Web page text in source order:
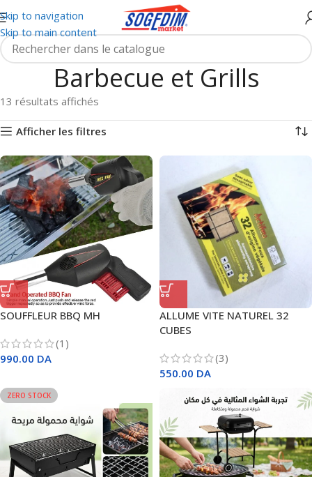
Skip to navigation
Skip to main content
Barbecue et Grills
13 résultats affichés
Afficher les filtres
SOUFFLEUR BBQ MH
(1)
990.00 DA
ALLUME VITE NATUREL 32
CUBES
(3)
550.00 DA
ZERO STOCK